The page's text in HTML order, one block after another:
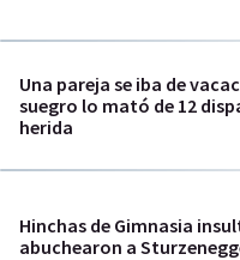
Una pareja se iba de
suegro lo mató de 12
herida
Hinchas de Gimnasia
abuchearon a